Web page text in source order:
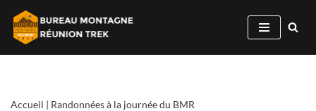
Aller
au
Accueil | Randonnées à la journée du BMR